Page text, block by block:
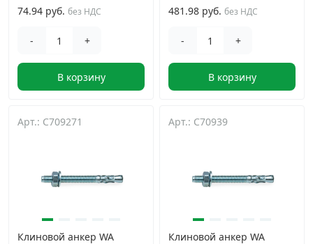
Химический крепеж
Гвозди и скобы ›
Грузовой крепеж ›
Комплекты и наборы крепежа
74.94 руб. без НДС
- +
В корзину
481.98 руб. без НДС
- +
В корзину
Арт.: C709271
Клиновой анкер WA
Арт.: C70939
Клиновой анкер WA